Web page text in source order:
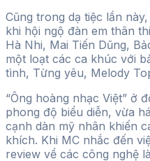
Cũng trong dạ tiệc lần
khi hội ngộ đàn em thân
Hà Nhi, Mai Tiến Dũng,
một loạt các ca khúc với
tình, Từng yêu, Melody
“Ông hoàng nhạc Việt” ở
phong độ biểu diễn, vừa
cạnh dàn mỹ nhân khiến
khích. Khi MC nhắc đến
review về các công nghệ